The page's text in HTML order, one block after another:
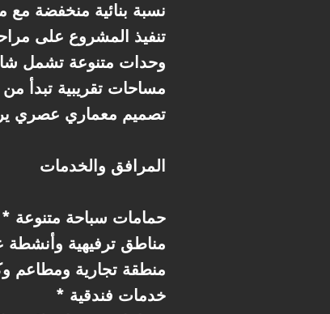
* نسبة بنائية منخفضة
* تنفيذ المشروع على
* وحدات متنوعة تشمل
* مساحات تقريبية تبدأ من نحو 91 م² وتصل إلى
* تصميم معماري عصري
المرافق والخدمات
* حمامات سباحة متنوعة
* مناطق ترفيهية وأنشطة
* منطقة تجارية ومطاعم
* خدمات فندقية